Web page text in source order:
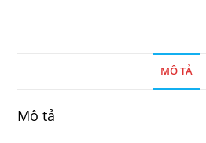
MÔ TẢ
Mô tả